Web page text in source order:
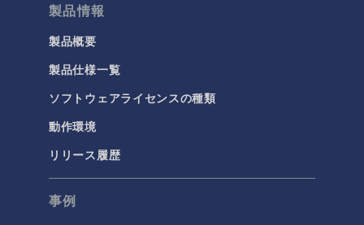
製品情報
製品概要
製品仕様一覧
ソフトウェアライセンスの種類
動作環境
リリース履歴
事例